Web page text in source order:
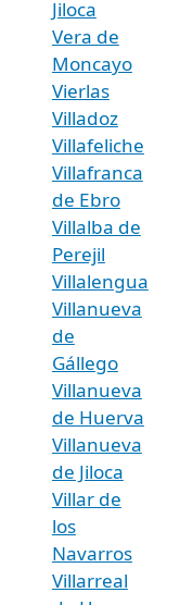
Jiloca
Vera de
Moncayo
Vierlas
Villadoz
Villafeliche
Villafranca
de Ebro
Villalba de
Perejil
Villalengua
Villanueva
de
Gállego
Villanueva
de Huerva
Villanueva
de Jiloca
Villar de
los
Navarros
Villarreal